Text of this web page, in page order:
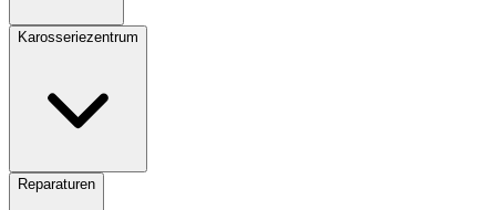
Karosseriezentrum
Reparaturen